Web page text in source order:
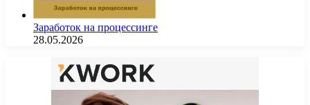
Заработок на процессинге
28.05.2026